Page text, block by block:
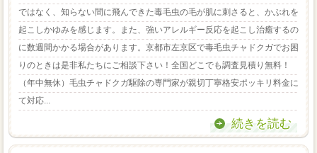
ではなく、知らない間に飛んできた毒毛虫の毛が肌に刺さると、かぶれを
起こしかゆみを感じます。また、強いアレルギー反応を起こし治癒するの
に数週間かかる場合があります。京都市左京区で毒毛虫チャドクガでお困
りのときは是非私たちにご相談下さい！全国どこでも調査見積り無料！
（年中無休）毛虫チャドクガ駆除の専門家が親切丁寧格安ポッキリ料金に
て対応...
続きを読む